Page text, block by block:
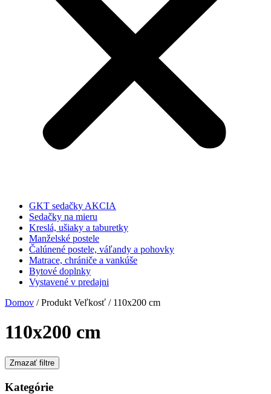
GKT sedačky AKCIA
Sedačky na mieru
Kreslá, ušiaky a taburetky
Manželské postele
Čalúnené postele, váľandy a pohovky
Matrace, chrániče a vankúše
Bytové doplnky
Vystavené v predajni
Domov / Produkt Veľkosť / 110x200 cm
110x200 cm
Zmazať filtre
Kategórie